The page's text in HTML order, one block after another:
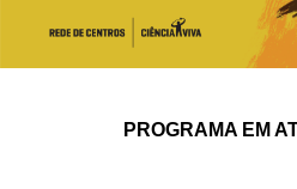
PROGRAMA EM